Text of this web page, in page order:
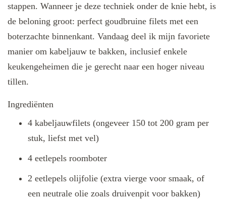
stappen. Wanneer je deze techniek onder de knie hebt, is
de beloning groot: perfect goudbruine filets met een
boterzachte binnenkant. Vandaag deel ik mijn favoriete
manier om kabeljauw te bakken, inclusief enkele
keukengeheimen die je gerecht naar een hoger niveau
tillen.
Ingrediënten
4 kabeljauwfilets (ongeveer 150 tot 200 gram per
stuk, liefst met vel)
4 eetlepels roomboter
2 eetlepels olijfolie (extra vierge voor smaak, of
een neutrale olie zoals druivenpit voor bakken)